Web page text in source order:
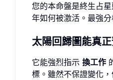
您的本命盤是終生占
年如何被激活。最強
太陽回歸圖能真
它能強烈指示 換工作
標。雖然不保證變化